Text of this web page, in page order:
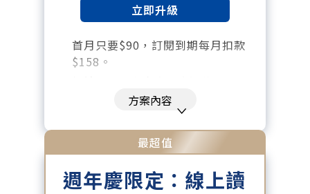
立即升級
首月只要$90，訂閱到期每月扣款
$158。
刊、特刊。​
每「季」一場訂戶專屬空中沙龍。
每月下載編輯整理精華知識包。
訂閱專屬電子報：國際、金融、科
技趨勢報。
方案內容
最超值
週年慶限定：線上讀